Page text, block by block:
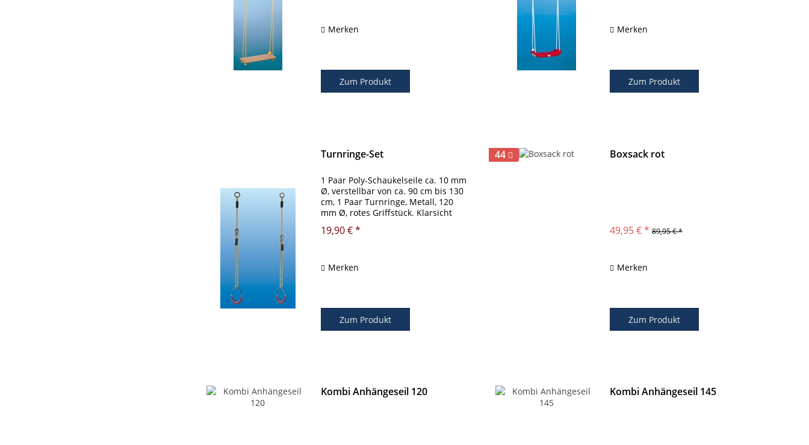
Merken
Zum Produkt
Merken
Zum Produkt
Turnringe-Set
1 Paar Poly-Schaukelseile ca. 10 mm
Ø, verstellbar von ca. 90 cm bis 130
cm, 1 Paar Turnringe, Metall, 120
mm Ø, rotes Griffstück. Klarsicht
19,90 € *
Merken
Zum Produkt
44 Boxsack rot
49,95 € * 89,95 € *
Merken
Zum Produkt
Kombi Anhängeseil 120 Kombi Anhängeseil 145